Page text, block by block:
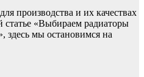
производства и их качествах
статье «Выбираем радиаторы
здесь мы остановимся на